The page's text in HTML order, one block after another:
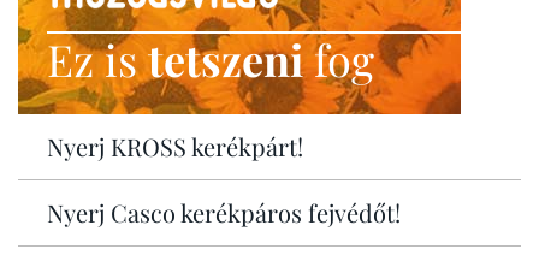
Ez istetszenifog
Nyerj KROSS kerékpárt!
Nyerj Casco kerékpáros fejvédőt!